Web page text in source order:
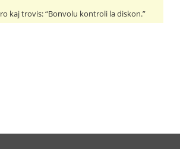
kaj trovis: “Bonvolu kontroli la diskon.”